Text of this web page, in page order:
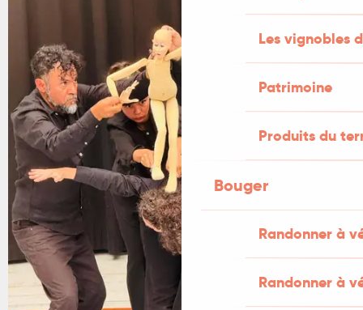
Les vignobles
Patrimoine
Produits du
Bouger
Randonner à
Randonner à